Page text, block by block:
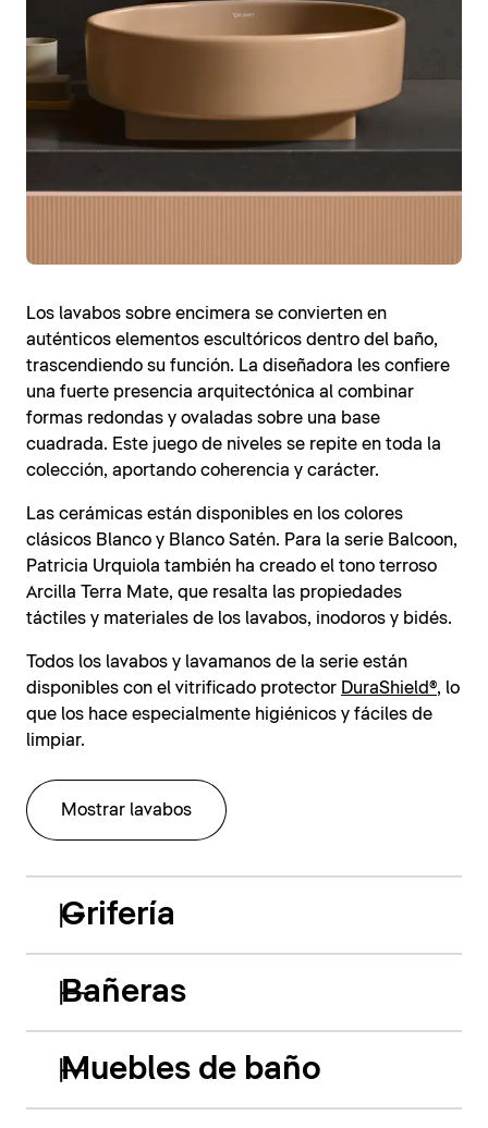
Los lavabos sobre encimera se convierten en
auténticos elementos escultóricos dentro del baño,
trascendiendo su función. La diseñadora les confiere
una fuerte presencia arquitectónica al combinar
formas redondas y ovaladas sobre una base
cuadrada. Este juego de niveles se repite en toda la
colección, aportando coherencia y carácter.
Las cerámicas están disponibles en los colores
clásicos Blanco y Blanco Satén. Para la serie Balcoon,
Patricia Urquiola también ha creado el tono terroso
Arcilla Terra Mate, que resalta las propiedades
táctiles y materiales de los lavabos, inodoros y bidés.
Todos los lavabos y lavamanos de la serie están
disponibles con el vitrificado protector DuraShield®, lo
que los hace especialmente higiénicos y fáciles de
limpiar.
Mostrar lavabos
Grifería
Bañeras
Muebles de baño